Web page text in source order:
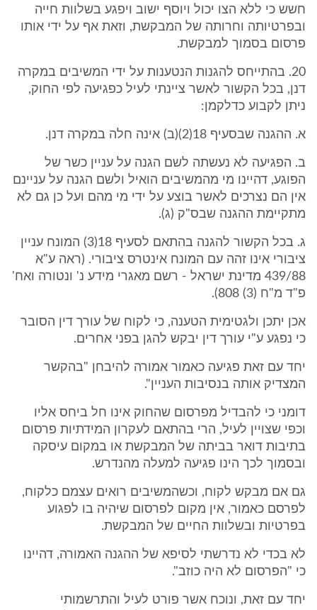
חשש כי ללא הצו יכול ויוסף ישוב ויפגע בשלוות חייה
ובפרטיותה וחרותה של המבקשת, וזאת אף על ידי אותו
פרסום בסמוך למבקשת.
20. בהתייחס להגנות הנטענות על ידי המשיבים במקרה
דנן, בכל הקשור לאשר ציינתי לעיל כפגיעה לפי החוק,
ניתן לקבוע כדלקמן:
א. ההגנה שבסעיף 18(2)(ב) אינה חלה במקרה דנן.
ב. הפגיעה לא נעשתה לשם הגנה על עניין כשר של
הפוגע, דהיינו מי מהמשיבים הואיל ולשם הגנה על עניינם
אין הם נצרכים לאשר בוצע על ידי מי מהם ועל כן גם לא
מתקיימת ההגנה שבס"ק (ג).
ג. בכל הקשור להגנה בהתאם לסעיף 18(3) המונח עניין
ציבורי אינו זהה עם המונח אינטרס ציבורי. (ראה ע"א
439/88 מדינת ישראל - רשם מאגרי מידע נ' ונטורה ואח'
פ"ד מ"ח (3) 808).
אכן יתכן ולגטימית הטענה, כי לקוח של עורך דין הסובר
כי נפגע ע"י עורך דין יבקש להגן בפני אחרים.
יחד עם זאת פגיעה כאמור אמורה להיבחן "בהקשר
המצדיק אותה בנסיבות העניין".
דומני כי להבדיל מפרסום שהחוק אינו חל ביחס אליו
וכפי שצויין לעיל, הרי בהתאם לעקרון המידתיות פרסום
בתיבות דואר בביתה של המבקשת או במקום עיסקה
ובסמוך לכך הינו פגיעה למעלה מהנדרש.
גם אם מבקש לקוח, וכשהמשיבים רואים עצמם כלקוח,
לפרסם כאמור, אין מקום לפרסום שיהיה בו לפגוע
בפרטיות ובשלוות החיים של המבקשת.
לא בכדי לא נדרשתי לסיפא של ההגנה האמורה, דהיינו
כי "הפרסום לא היה כוזב".
יחד עם זאת, ונוכח אשר פורט לעיל והתרשמותי